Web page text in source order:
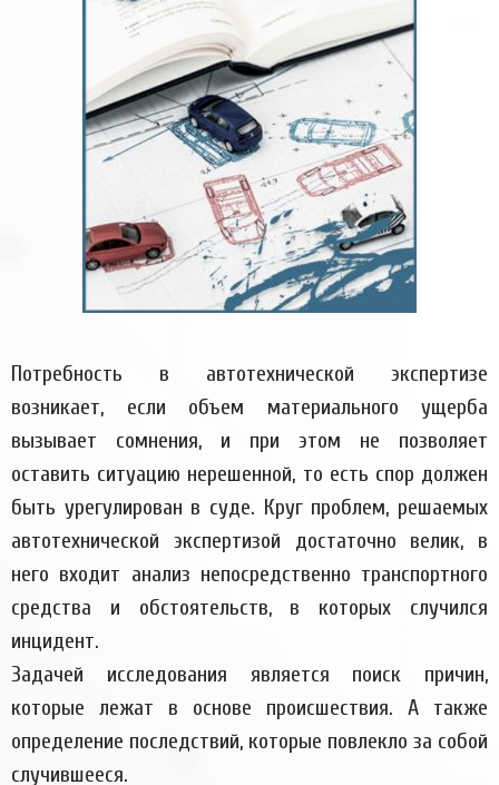
Потребность в автотехнической экспертизе
возникает, если объем материального ущерба
вызывает сомнения, и при этом не позволяет
оставить ситуацию нерешенной, то есть спор должен
быть урегулирован в суде. Круг проблем, решаемых
автотехнической экспертизой достаточно велик, в
него входит анализ непосредственно транспортного
средства и обстоятельств, в которых случился
инцидент.
Задачей исследования является поиск причин,
которые лежат в основе происшествия. А также
определение последствий, которые повлекло за собой
случившееся.